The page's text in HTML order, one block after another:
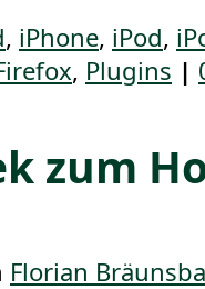
, iPhone, iPod,
, Plugins |
zum
Florian